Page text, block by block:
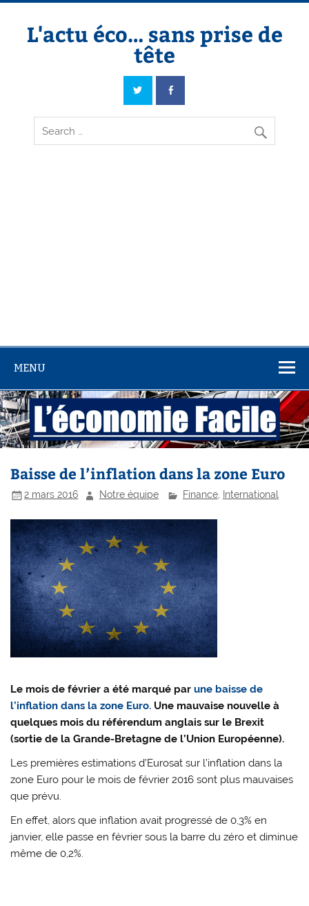
Skip
contentL'actu éco… sans prise de
tête
L'actu éco… sans prise de tête
MENU
Baisse de l’inflation dans la zone Euro
2 mars 2016 Notre équipe Finance, International
Le mois de février a été marqué parune baisse de
l’inflation dans la zone Euro. Une mauvaise nouvelle à
quelques mois du référendum anglais sur le Brexit
(sortie de la Grande-Bretagne de l’Union Européenne).
Les premières estimations d’Eurosat sur l’inflation dans la
zone Euro pour le mois de février 2016 sont plus mauvaises
que prévu.
En effet, alors que inflation avait progressé de 0,3% en
janvier, elle passe en février sous la barre du zéro et diminue
même de 0,2%.